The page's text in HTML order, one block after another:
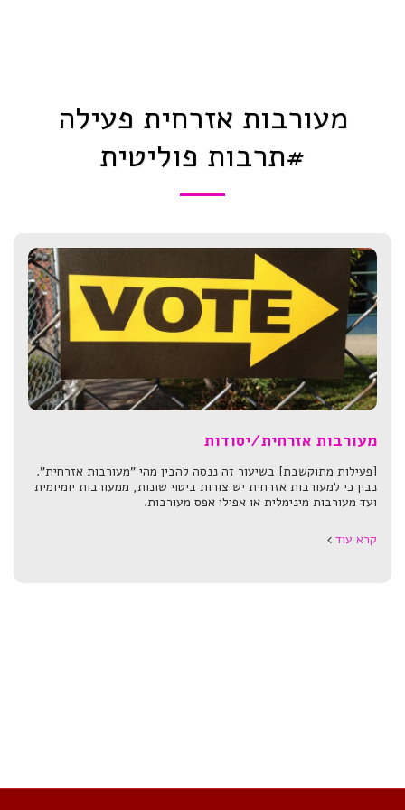
מעורבות אזרחית פעילה
#תרבות פוליטית
מעורבות אזרחית/יסודות
[פעילות מתוקשבת] בשיעור זה ננסה להבין מהי "מעורבות אזרחית".
נבין כי למעורבות אזרחית יש צורות ביטוי שונות, ממעורבות יומיומית
ועד מעורבות מינימלית או אפילו אפס מעורבות.
קרא עוד